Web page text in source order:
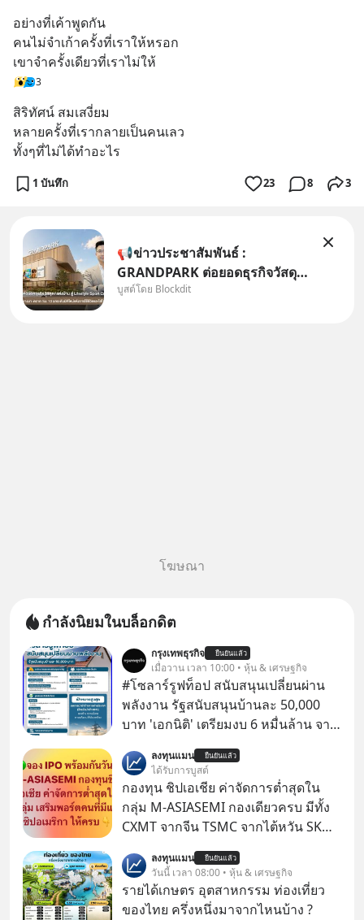
อย่างที่เค้าพูดกัน
คนไม่จำเก้าครั้งที่เราให้หรอก
เขาจำครั้งเดียวที่เราไม่ให้
3
สิริทัศน์ สมเสงี่ยม
หลายครั้งที่เรากลายเป็นคนเลว
ทั้งๆที่ไม่ได้ทำอะไร
1 บันทึก 23 8 3
📢ข่าวประชาสัมพันธ์ :
GRANDPARK ต่อยอดธุรกิจวัสดุ
ตกแต่งบ้าน สู่ Lifestyle Sport
บูสต์โดย Blockdit
โฆษณา
กำลังนิยมในบล็อกดิต
กรุงเทพธุรกิจ ยืนยันแล้ว
เมื่อวาน เวลา 10:00 • หุ้น & เศรษฐกิจ
#โซลาร์รูฟท็อป สนับสนุนเปลี่ยนผ่าน
พลังงาน รัฐสนับสนุนบ้านละ 50,000
บาท 'เอกนิติ' เตรียมงบ 6 หมื่นล้าน จาก
Rooftop’ อุดหนุน 5 หมื่นต่อครัวเรือน
ตั้งเป้า 5 แสน 1 ล้านครัวเรือน ดึงแบงก์
รัฐปล่อยกู้ดอกเบี้ยต่ำ
ลงทุนแมน ยืนยันแล้ว
ได้รับการบูสต์
กองทุน ชิปเอเชีย ค่าจัดการต่ำสุดใน
กลุ่ม M-ASIASEMI กองเดียวครบ มีทั้ง
CXMT จากจีน TSMC จากไต้หวัน SK
ลงทุนแมน ยืนยันแล้ว
วันนี้ เวลา 08:00 • หุ้น & เศรษฐกิจ
รายได้เกษตร อุตสาหกรรม ท่องเที่ยว
ของไทย ครึ่งหนึ่งมาจากไหนบ้าง ?